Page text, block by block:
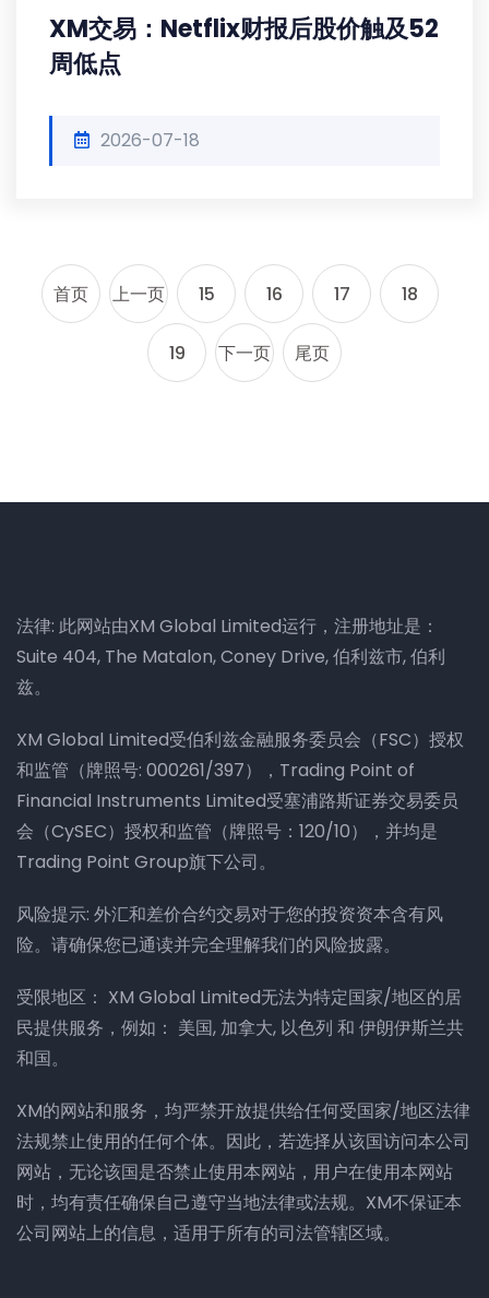
XM交易：Netflix财报后股价触及52
周低点
2026-07-18
首页 上一页 15 16 17 18
19 下一页 尾页
法律: 此网站由XM Global Limited运行，注册地址是：
Suite 404, The Matalon, Coney Drive, 伯利兹市, 伯利
兹。
XM Global Limited受伯利兹金融服务委员会（FSC）授权
和监管（牌照号: 000261/397），Trading Point of
Financial Instruments Limited受塞浦路斯证券交易委员
会（CySEC）授权和监管（牌照号：120/10），并均是
Trading Point Group旗下公司。
风险提示: 外汇和差价合约交易对于您的投资资本含有风
险。请确保您已通读并完全理解我们的风险披露。
受限地区： XM Global Limited无法为特定国家/地区的居
民提供服务，例如： 美国, 加拿大, 以色列 和 伊朗伊斯兰共
和国。
XM的网站和服务，均严禁开放提供给任何受国家/地区法律
法规禁止使用的任何个体。因此，若选择从该国访问本公司
网站，无论该国是否禁止使用本网站，用户在使用本网站
时，均有责任确保自己遵守当地法律或法规。XM不保证本
公司网站上的信息，适用于所有的司法管辖区域。